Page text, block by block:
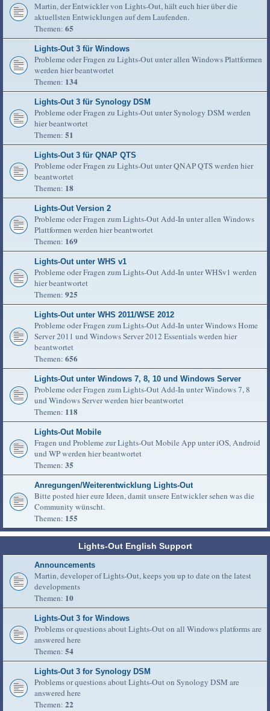
Martin, der Entwickler von Lights-Out, hält euch hier über die
aktuellsten Entwicklungen auf dem Laufenden.
Themen: 65
Lights-Out 3 für Windows
Probleme oder Fragen zu Lights-Out unter allen Windows Plattformen
werden hier beantwortet
Themen: 134
Lights-Out 3 für Synology DSM
Probleme oder Fragen zu Lights-Out unter Synology DSM werden
hier beantwortet
Themen: 51
Lights-Out 3 für QNAP QTS
Probleme oder Fragen zu Lights-Out unter QNAP QTS werden hier
beantwortet
Themen: 18
Lights-Out Version 2
Probleme oder Fragen zum Lights-Out Add-In unter allen Windows
Plattformen werden hier beantwortet
Themen: 169
Lights-Out unter WHS v1
Probleme oder Fragen zum Lights-Out Add-In unter WHSv1 werden
hier beantwortet
Themen: 925
Lights-Out unter WHS 2011/WSE 2012
Probleme oder Fragen zum Lights-Out Add-In unter Windows Home
Server 2011 und Windows Server 2012 Essentials werden hier
beantwortet
Themen: 656
Lights-Out unter Windows 7, 8, 10 und Windows Server
Probleme oder Fragen zum Lights-Out Add-In unter Windows 7, 8
und Windows Server werden hier beantwortet
Themen: 118
Lights-Out Mobile
Fragen und Probleme zur Lights-Out Mobile App unter iOS, Android
und WP werden hier beantwortet
Themen: 35
Anregungen/Weiterentwicklung Lights-Out
Bitte posted hier eure Ideen, damit unsere Entwickler sehen was die
Community wünscht.
Themen: 155
Lights-Out English Support
Announcements
Martin, developer of Lights-Out, keeps you up to date on the latest
developments
Themen: 10
Lights-Out 3 for Windows
Problems or questions about Lights-Out on all Windows platforms are
answered here
Themen: 54
Lights-Out 3 for Synology DSM
Problems or questions about Lights-Out on Synology DSM are
answered here
Themen: 22